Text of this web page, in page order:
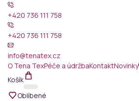
+420 736 111 758
+420 736 111 758
info@tenatex.cz
O Tena TexPéče a údržbaKontaktNovinky
Košík
Oblíbené